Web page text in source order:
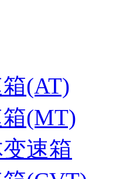
(AT)
(MT)
速箱